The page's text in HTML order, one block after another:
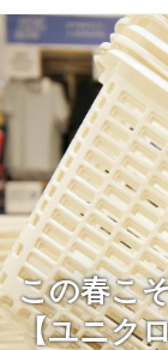
この春こ
【ユニク